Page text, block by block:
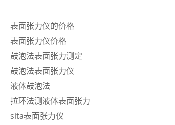
表面张力仪的价格
表面张力仪价格
鼓泡法表面张力测定
鼓泡法表面张力仪
液体鼓泡法
拉环法测液体表面张力
sita表面张力仪